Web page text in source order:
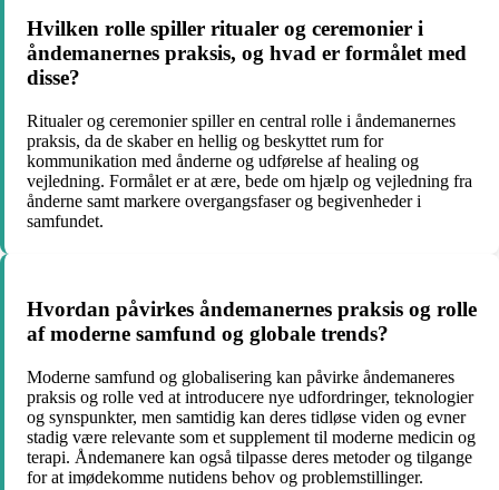
Hvilken rolle spiller ritualer og ceremonier i
åndemanernes praksis, og hvad er formålet med
disse?
Ritualer og ceremonier spiller en central rolle i åndemanernes
praksis, da de skaber en hellig og beskyttet rum for
kommunikation med ånderne og udførelse af healing og
vejledning. Formålet er at ære, bede om hjælp og vejledning fra
ånderne samt markere overgangsfaser og begivenheder i
samfundet.
Hvordan påvirkes åndemanernes praksis og rolle
af moderne samfund og globale trends?
Moderne samfund og globalisering kan påvirke åndemaneres
praksis og rolle ved at introducere nye udfordringer, teknologier
og synspunkter, men samtidig kan deres tidløse viden og evner
stadig være relevante som et supplement til moderne medicin og
terapi. Åndemanere kan også tilpasse deres metoder og tilgange
for at imødekomme nutidens behov og problemstillinger.